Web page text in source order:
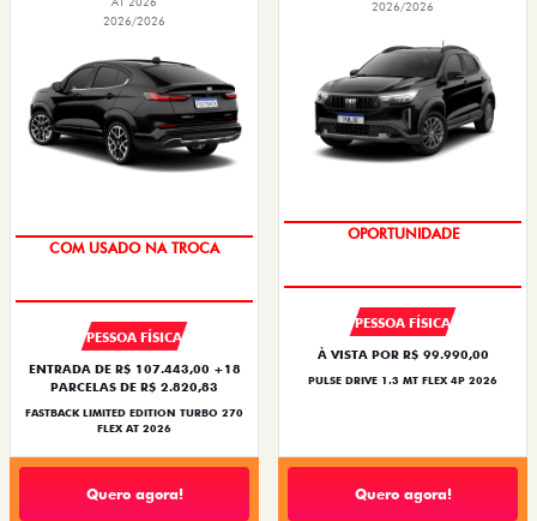
2026/2026
TAXA ZERO
PESSOA FÍSICA
ENTRADA DE R$ 107.443,00 +18
PARCELAS DE R$ 2.820,83
FASTBACK LIMITED EDITION TURBO 270
FLEX AT 2026
Quero agora!
2026/2026
NOVA VERSÃO
PESSOA FÍSICA
À VISTA POR R$ 99.990,00
PULSE DRIVE 1.3 MT FLEX 4P 2026
Quero agora!